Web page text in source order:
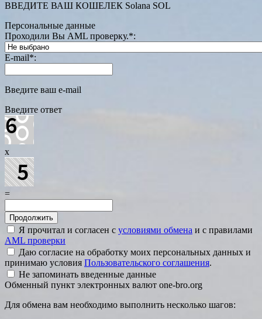
ВВЕДИТЕ ВАШ КОШЕЛЕК Solana SOL
Персональные данные
Проходили Вы AML проверку.*:
E-mail*:
Введите ваш e-mail
Введите ответ
x
=
Я прочитал и согласен с условиями обмена и с правилами
AML проверки
Даю согласие на обработку моих персональных данных и
принимаю условия Пользовательского соглашения.
Не запоминать введенные данные
Обменный пункт электронных валют one-bro.org
Для обмена вам необходимо выполнить несколько шагов: